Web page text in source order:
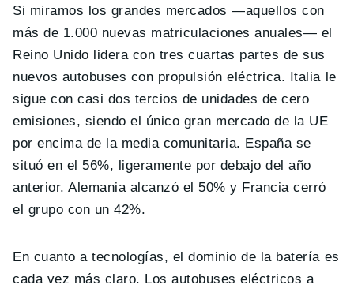
Si miramos los grandes mercados —aquellos con
más de 1.000 nuevas matriculaciones anuales— el
Reino Unido lidera con tres cuartas partes de sus
nuevos autobuses con propulsión eléctrica. Italia le
sigue con casi dos tercios de unidades de cero
emisiones, siendo el único gran mercado de la UE
por encima de la media comunitaria. España se
situó en el 56%, ligeramente por debajo del año
anterior. Alemania alcanzó el 50% y Francia cerró
el grupo con un 42%.
En cuanto a tecnologías, el dominio de la batería es
cada vez más claro. Los autobuses eléctricos a